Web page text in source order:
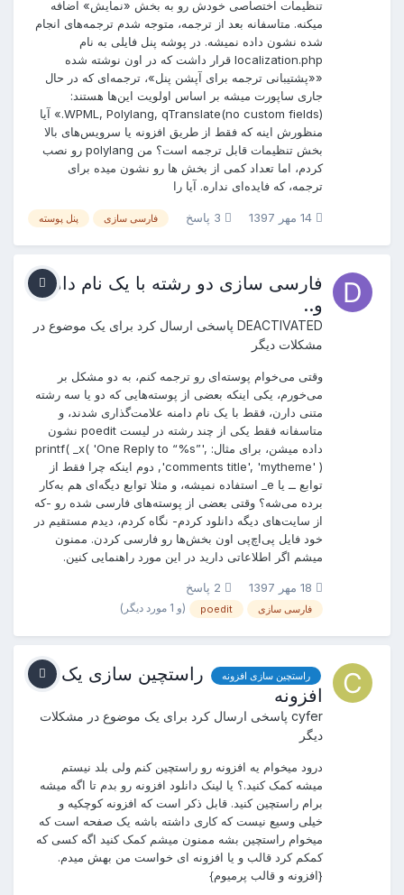
تنظیمات اختصاصی خودش رو به بخش «نمایش» اضافه
میکنه. متاسفانه بعد از ترجمه، متوجه شدم ترجمه‌های انجام
شده نشون داده نمیشه. در پوشه پنل فایلی به نام
localization.php قرار داشت که در اون نوشته شده
««پشتیبانی ترجمه برای آپشن پنل»، ترجمه‌ای که در حال
جاری ساپورت میشه بر اساس اولویت این‌ها هستند:
WPML, Polylang, qTranslate(no custom fields).» آیا
منظورش اینه که فقط از طریق افزونه یا سرویس‌های بالا
بخش تنظیمات قابل ترجمه است؟ من polylang رو نصب
کردم، اما تعداد کمی از بخش ها رو نشون میده برای
ترجمه، که فایده‌ای نداره. آیا را
14 مهر 1397 فارسی سازی پنل پوسته
فارسی سازی دو رشته با یک نام دامنه
و..
DEACTIVATED پاسخی ارسال کرد برای یک موضوع در
مشکلات دیگر
وقتی می‌خوام پوسته‌ای رو ترجمه کنم، به دو مشکل بر
می‌خورم، یکی اینکه بعضی از پوسته‌هایی که دو یا سه رشته
متنی دارن، فقط با یک نام دامنه علامت‌گذاری شدند، و
متاسفانه فقط یکی از چند رشته در لیست poedit نشون
داده میشن، برای مثال: printf( _x( 'One Reply to “%s”',
'comments title', 'mytheme' ), دوم اینکه چرا فقط از
توابع ــ یا e_ استفاده نمیشه، و مثلا توابع دیگه‌ای هم به‌کار
برده می‌شه؟ وقتی بعضی از پوسته‌های فارسی شده رو -که
از سایت‌های دیگه دانلود کردم- نگاه کردم، دیدم مستقیم در
خود فایل پی‌اچ‌پی اون بخش‌ها رو فارسی کردن. ممنون
میشم اگر اطلاعاتی دارید در این مورد راهنمایی کنین.
18 مهر 1397
فارسی سازی poedit (و 1 مورد دیگر)
راستچین سازی افزونه
راستچین سازی یک
افزونه
cyfer پاسخی ارسال کرد برای یک موضوع در مشکلات
دیگر
درود میخوام یه افزونه رو راستچین کنم ولی بلد نیستم
میشه کمک کنید.؟ یا لینک دانلود افزونه رو بدم تا اگه میشه
برام راستچین کنید. قابل ذکر است که افزونه کوچکیه و
خیلی وسیع نیست که کاری داشته باشه یک صفحه است که
میخوام راستچین بشه ممنون میشم کمک کنید اگه کسی که
کمکم کرد قالب و یا افزونه ای خواست من بهش میدم.
{افزونه و قالب پرمیوم}